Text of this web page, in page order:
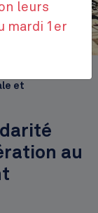
et
au
leurs
mardi 1er